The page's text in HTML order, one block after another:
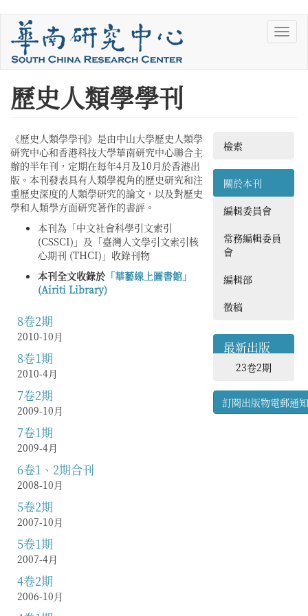
您
在
這
裡
歷史人類學學刊
《歷史人類學學刊》是由中山大學歷史人類學
研究中心和香港科技大學華南研究中心聯合主
辦的半年刊，定期在每年4月及10月於香港出
版。本刊發表具有人類學視角的歷史研究和注
重歷史深度的人類學研究的論文，以及對歷史
學和人類學方面研究著作的書評。
本刊為「中文社會科學引文索引
(CSSCI)」及「臺灣人文學引文索引核
心期刊 (THCI)」收錄刊物
本刊全文收錄於 「華藝線上圖書館」
(Airiti Library)
8卷2期
2010-10月
8卷1期
2010-4月
7卷2期
2009-10月
7卷1期
2009-4月
6卷1、2期合刊
2008-10月
5卷2期
2007-10月
5卷1期
2007-4月
4卷2期
2006-10月
檢索
關於本刊
編輯委員會
常務編輯委員
會
編輯部
徵稿
最新出版
23卷2期
訂閱出版物電郵通